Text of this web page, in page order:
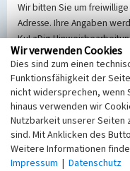
Wir bitten Sie um freiwillige
Adresse. Ihre Angaben
KuLaDig-
Selbstverständlich werden
Telemediengesetzes, des
dem 25.05.2018 gültigen
(EU-DSGVO) vertraulich
Hinweise zumDatenschutz
Nachricht
Wir verwenden Cookies
Dies sind zum einen
Funktionsfähigkeit der
nicht widersprechen, wenn
hinaus verwenden wir
Nutzbarkeit unserer Seiten
sind. Mit Anklicken des
Weitere Informationen
Impressum | Datenschutz